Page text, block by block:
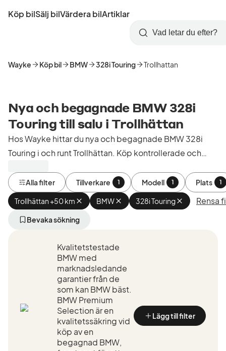
till
Startsida
Köp bilSälj bilVärdera bilArtiklar
Skapa
konto
Logga
in
Sök
Wayke Köp bil BMW 328i Touring Trollhattan
Nya och begagnade BMW 328i
Touring till salu i Trollhättan
Hos Wayke hittar du nya och begagnade BMW 328i
Touring i och runt Trollhättan. Köp kontrollerade och
Alla filter Tillverkare 1 Modell 1 Plats 1
Trollhättan +50 km Ta
bort
aktivt
+50
km
(Plats)
BMW Ta
bort
(Tillverkare)
328i Touring Ta
bort
Rensa
Bevaka sökning
Kvalitetstestade
BMW med
marknadsledande
garantier från de
som kan BMW bäst.
BMW Premium
Selection är en
kvalitetssäkring vid
köp av en
begagnad BMW,
Lägg till filter